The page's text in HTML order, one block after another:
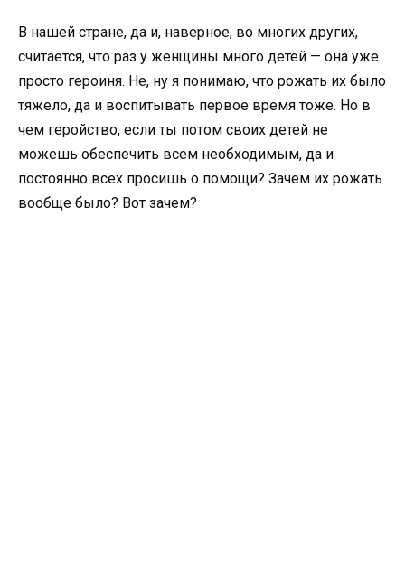
В нашей стране, да и, наверное, во многих других,
считается, что раз у женщины много детей — она уже
просто героиня. Не, ну я понимаю, что рожать их было
тяжело, да и воспитывать первое время тоже. Но в
чем геройство, если ты потом своих детей не
можешь обеспечить всем необходимым, да и
постоянно всех просишь о помощи? Зачем их рожать
вообще было? Вот зачем?